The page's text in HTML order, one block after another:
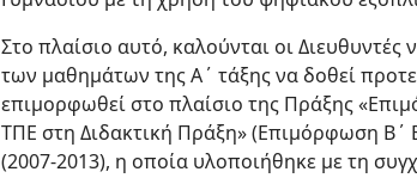
Στο πλαίσιο αυτό, καλούνται οι
των μαθημάτων της Α΄ τάξης να δοθεί
επιμορφωθεί στο πλαίσιο της Πράξης
ΤΠΕ στη Διδακτική Πράξη» (Επιμόρφωση
(2007-2013), η οποία υλοποιήθηκε με τη